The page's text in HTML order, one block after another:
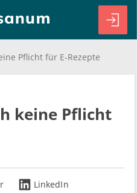
Pflicht für E-Rezepte
keine Pflicht
LinkedIn